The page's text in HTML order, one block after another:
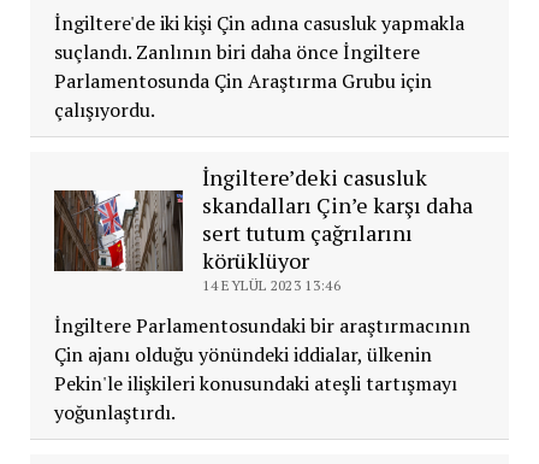
İngiltere'de iki kişi Çin adına casusluk yapmakla
suçlandı. Zanlının biri daha önce İngiltere
Parlamentosunda Çin Araştırma Grubu için
çalışıyordu.
İngiltere’deki casusluk
skandalları Çin’e karşı daha
sert tutum çağrılarını
körüklüyor
14 EYLÜL 2023 13:46
İngiltere Parlamentosundaki bir araştırmacının
Çin ajanı olduğu yönündeki iddialar, ülkenin
Pekin'le ilişkileri konusundaki ateşli tartışmayı
yoğunlaştırdı.